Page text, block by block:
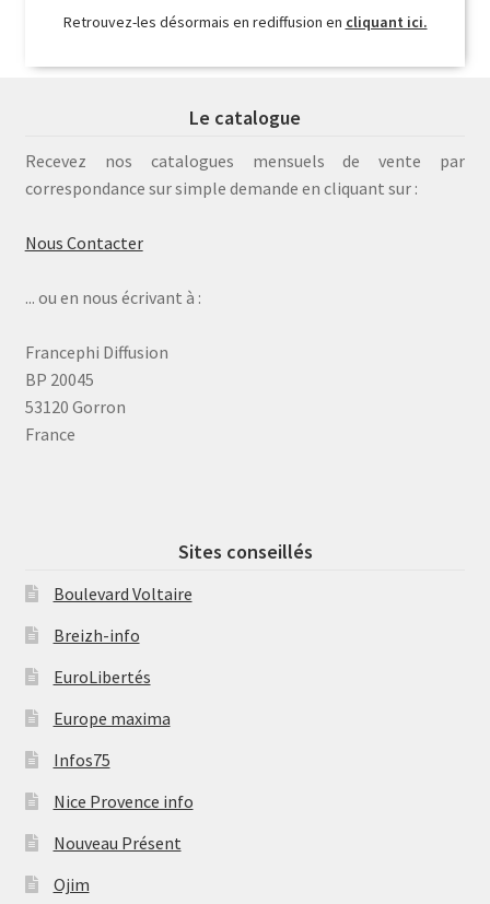
Retrouvez-les désormais en rediffusion en cliquant ici.
Le catalogue
Recevez nos catalogues mensuels de vente par
correspondance sur simple demande en cliquant sur :
Nous Contacter
... ou en nous écrivant à :
Francephi Diffusion
BP 20045
53120 Gorron
France
Sites conseillés
Boulevard Voltaire
Breizh-info
EuroLibertés
Europe maxima
Infos75
Nice Provence info
Nouveau Présent
Ojim